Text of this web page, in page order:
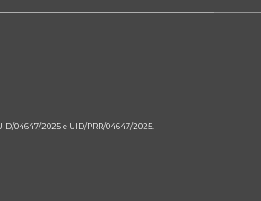
04647/2025 e UID/PRR/04647/2025.